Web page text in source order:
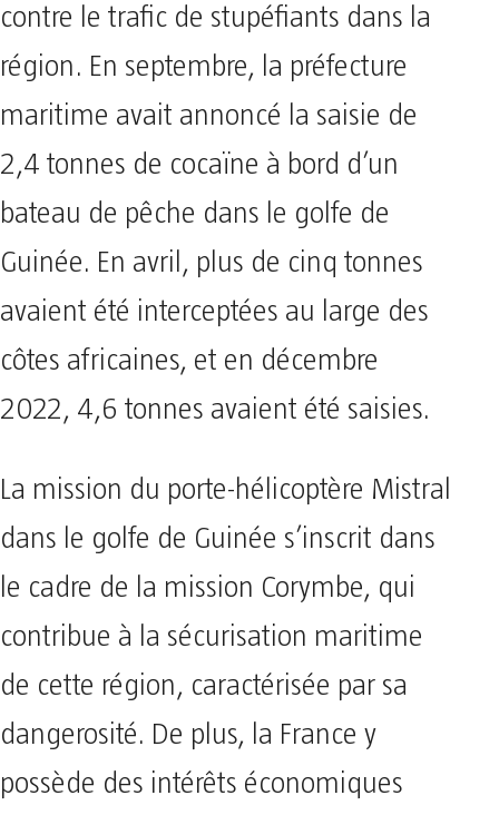
contre le trafic de stupéfiants dans la
région. En septembre, la préfecture
maritime avait annoncé la saisie de
2,4 tonnes de cocaïne à bord d’un
bateau de pêche dans le golfe de
Guinée. En avril, plus de cinq tonnes
avaient été interceptées au large des
côtes africaines, et en décembre
2022, 4,6 tonnes avaient été saisies.
La mission du porte-hélicoptère Mistral
dans le golfe de Guinée s’inscrit dans
le cadre de la mission Corymbe, qui
contribue à la sécurisation maritime
de cette région, caractérisée par sa
dangerosité. De plus, la France y
possède des intérêts économiques